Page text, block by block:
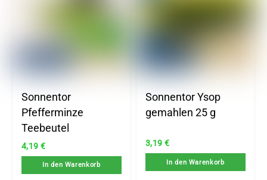
Sonnentor
Pfefferminze
Teebeutel
4,19 €
In den Warenkorb
Sonnentor Ysop
gemahlen 25 g
3,19 €
In den Warenkorb